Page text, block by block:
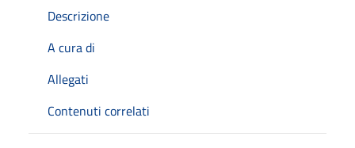
Descrizione
A cura di
Allegati
Contenuti correlati